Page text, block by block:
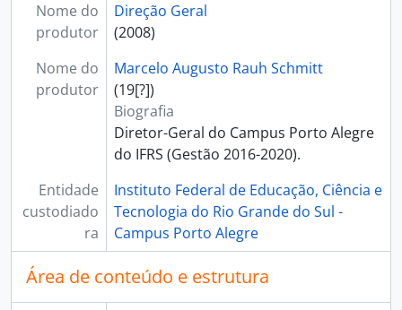
Nome do
produtor
Direção Geral
(2008)
Nome do
produtor
Marcelo Augusto Rauh Schmitt
(19[?])
Biografia
Diretor-Geral do Campus Porto Alegre
do IFRS (Gestão 2016-2020).
Entidade
custodiado
ra
Instituto Federal de Educação, Ciência e
Tecnologia do Rio Grande do Sul -
Campus Porto Alegre
Área de conteúdo e estrutura